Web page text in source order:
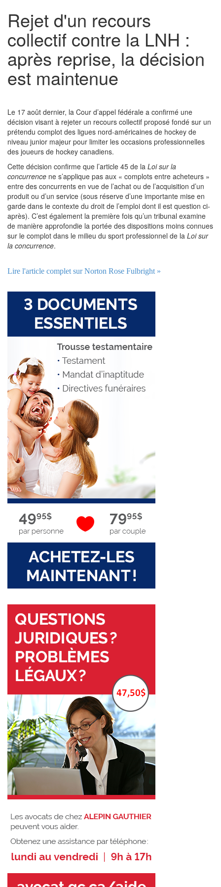
Rejet d'un recours
collectif contre la LNH :
après reprise, la décision
est maintenue
Le 17 août dernier, la Cour d’appel fédérale a confirmé une
décision visant à rejeter un recours collectif proposé fondé sur un
prétendu complot des ligues nord-américaines de hockey de
niveau junior majeur pour limiter les occasions professionnelles
des joueurs de hockey canadiens.
Cette décision confirme que l’article 45 de la Loi sur la
concurrence ne s’applique pas aux « complots entre acheteurs »
entre des concurrents en vue de l’achat ou de l’acquisition d’un
produit ou d’un service (sous réserve d’une importante mise en
garde dans le contexte du droit de l’emploi dont il est question ci-
après). C’est également la première fois qu’un tribunal examine
de manière approfondie la portée des dispositions moins connues
sur le complot dans le milieu du sport professionnel de la Loi sur
la concurrence.
Lire l'article complet sur Norton Rose Fulbright »